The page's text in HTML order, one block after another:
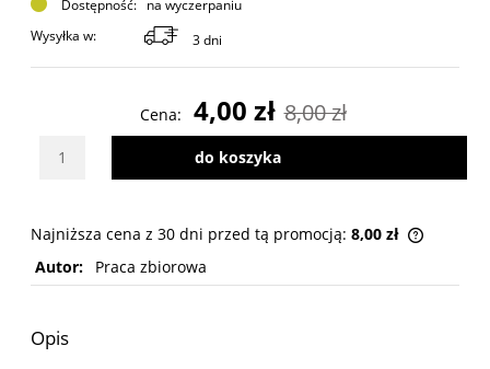
Dostępność: na wyczerpaniu
Wysyłka w:
3 dni
Cena: 4,00 zł 8,00 zł
Wybierz ilość sztuk produktu
do koszyka
Najniższa cena z 30 dni przed tą promocją: 8,00 zł
Autor:
Praca zbiorowa
Opis